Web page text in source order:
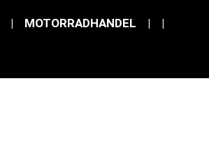
| MOTORRADHANDEL | |